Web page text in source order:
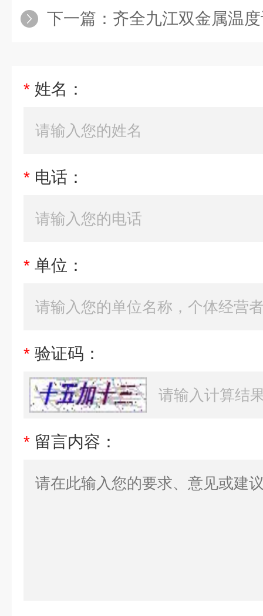
下一篇： 齐全九江双金属温
* 姓名：
* 电话：
* 单位：
* 验证码：
* 留言内容：